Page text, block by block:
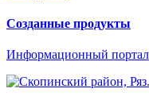
Созданные продукты
Информационный портал